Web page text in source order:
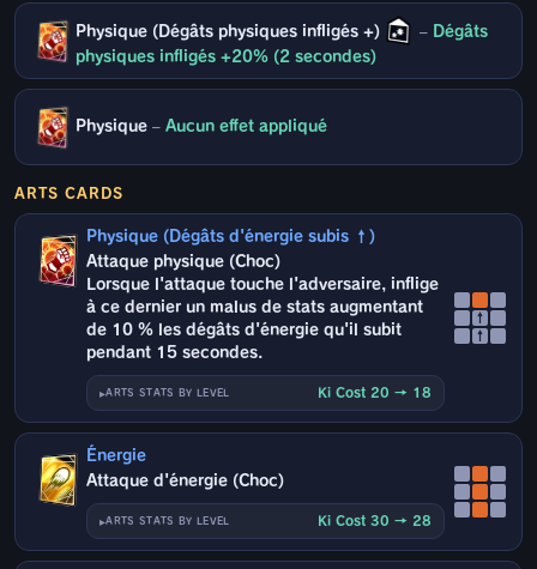
Physique (Dégâts physiques infligés +) – Dégâts
physiques infligés +20% (2 secondes)
Physique – Aucun effet appliqué
ARTS CARDS
Physique (Dégâts d'énergie subis ↑)
Attaque physique (Choc)
Lorsque l'attaque touche l'adversaire, inflige
à ce dernier un malus de stats augmentant
de 10 % les dégâts d'énergie qu'il subit
pendant 15 secondes.
ARTS STATS BY LEVEL Ki Cost 20 → 18
↑
↑
Énergie
Attaque d'énergie (Choc)
ARTS STATS BY LEVEL Ki Cost 30 → 28